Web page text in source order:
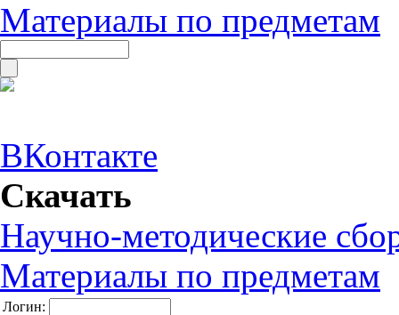
Материалы по предметам
ВКонтакте
Скачать
Научно-методические
Материалы по предметам
Логин: